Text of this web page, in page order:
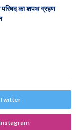
का शपथ ग्रहण
Twitter